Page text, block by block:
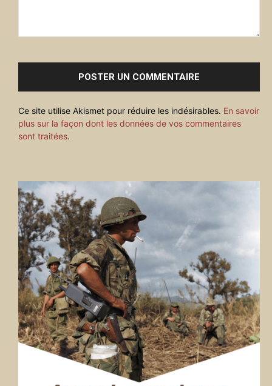
Ce site utilise Akismet pour réduire les indésirables. En savoir
plus sur la façon dont les données de vos commentaires
sont traitées.